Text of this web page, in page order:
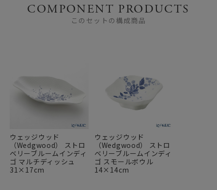
COMPONENT PRODUCTS
このセットの構成商品
ウェッジウッド
（Wedgwood） ストロ
ベリーブルームインディ
ゴ マルチディッシュ
31×17cm
ウェッジウッド
（Wedgwood） ストロ
ベリーブルームインディ
ゴ スモールボウル
14×14cm